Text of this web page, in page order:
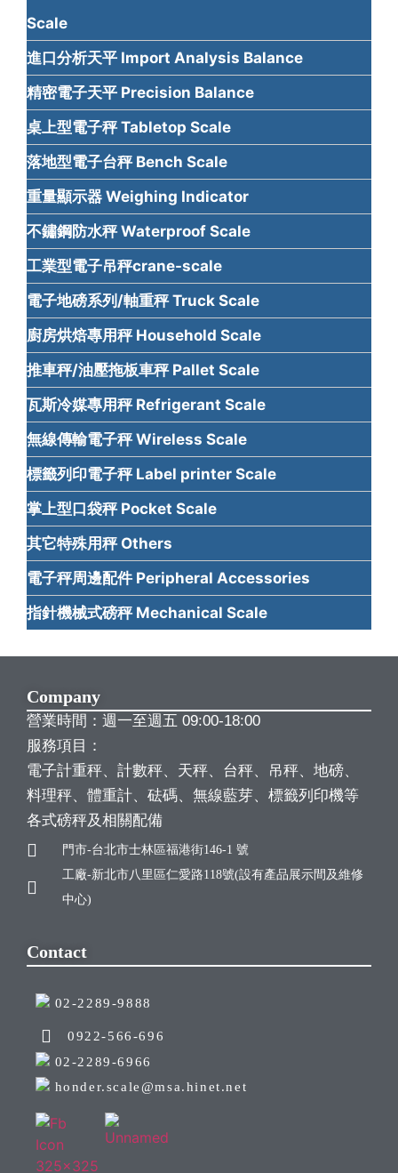
Scale
進口分析天平 Import Analysis Balance
精密電子天平 Precision Balance
桌上型電子秤 Tabletop Scale
落地型電子台秤 Bench Scale
重量顯示器 Weighing Indicator
不鏽鋼防水秤 Waterproof Scale
工業型電子吊秤crane-scale
電子地磅系列/軸重秤 Truck Scale
廚房烘焙專用秤 Household Scale
推車秤/油壓拖板車秤 Pallet Scale
瓦斯冷媒專用秤 Refrigerant Scale
無線傳輸電子秤 Wireless Scale
標籤列印電子秤 Label printer Scale
掌上型口袋秤 Pocket Scale
其它特殊用秤 Others
電子秤周邊配件 Peripheral Accessories
指針機械式磅秤 Mechanical Scale
Company
營業時間：週一至週五 09:00-18:00
服務項目：
電子計重秤、計數秤、天秤、台秤、吊秤、地磅、
料理秤、體重計、砝碼、無線藍芽、標籤列印機等
各式磅秤及相關配備
門市-台北市士林區福港街146-1 號
工廠-新北市八里區仁愛路118號(設有產品展示間及維修
中心)
Contact
02-2289-9888
0922-566-696
02-2289-6966
honder.scale@msa.hinet.net